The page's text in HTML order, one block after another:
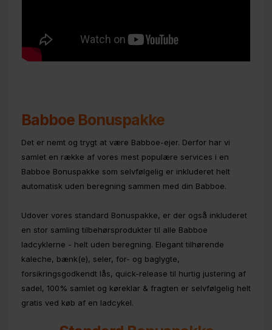
Babboe Bonuspakke
Det er nemt og trygt at være Babboe-ejer. Derfor har vi
samlet en række af vores mest populære services i en
Babboe Bonuspakke som selvfølgelig er inkluderet helt
automatisk uden beregning sammen med din Babboe.
Udover vores standard Bonuspakke, er der også inkluderet
en stor samling tilbehørsprodukter til alle Babboe
ladcyklerne - helt uden beregning. Elegant tilhørende
kaleche, bænk(e), seler, for- og baglygte,
forsikringsgodkendt lås, quick-release til hurtig justering af
sadel, 100% samlet og køreklar & fragten er selvfølgelig helt
gratis ved køb af en ladcykel.